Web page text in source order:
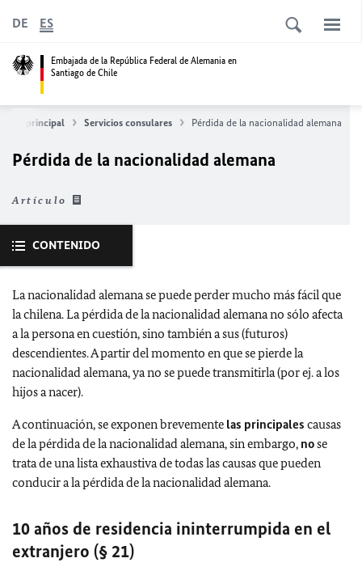
Embajada de la República Federal de Alemania en
Santiago de Chile
DE ES
principal Servicios consulares Pérdida de la nacionalidad alemana
Pérdida de la nacionalidad alemana
Artículo
CONTENIDO
La nacionalidad alemana se puede perder mucho más fácil que
la chilena. La pérdida de la nacionalidad alemana no sólo afecta
a la persona en cuestión, sino también a sus (futuros)
descendientes. A partir del momento en que se pierde la
nacionalidad alemana, ya no se puede transmitirla (por ej. a los
hijos a nacer).
A continuación, se exponen brevemente las principales causas
de la pérdida de la nacionalidad alemana, sin embargo, nose
trata de una lista exhaustiva de todas las causas que pueden
conducir a la pérdida de la nacionalidad alemana.
10 años de residencia ininterrumpida en el
extranjero (§ 21)